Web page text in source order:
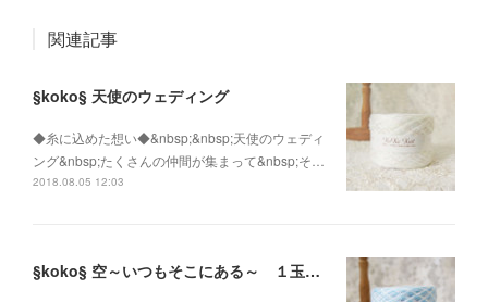
関連記事
§koko§ 天使のウェディング
◆糸に込めた想い◆&nbsp;&nbsp;天使のウェディ
ング&nbsp;たくさんの仲間が集まって&nbsp;そ…
2018.08.05 12:03
§koko§ 空～いつもそこにある～ １玉45g